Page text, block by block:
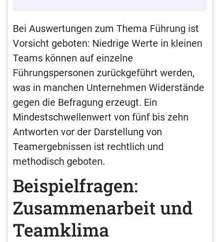
Bei Auswertungen zum Thema Führung ist
Vorsicht geboten: Niedrige Werte in kleinen
Teams können auf einzelne
Führungspersonen zurückgeführt werden,
was in manchen Unternehmen Widerstände
gegen die Befragung erzeugt. Ein
Mindestschwellenwert von fünf bis zehn
Antworten vor der Darstellung von
Teamergebnissen ist rechtlich und
methodisch geboten.
Beispielfragen:
Zusammenarbeit und
Teamklima